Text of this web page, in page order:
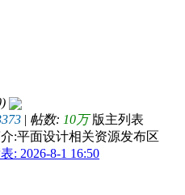
| 帖数: 10万 版主列表
:平面设计相关资源发布区
: 2026-8-1 16:50